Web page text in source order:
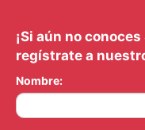
¡Si aún no
regístrate a
Nombre: